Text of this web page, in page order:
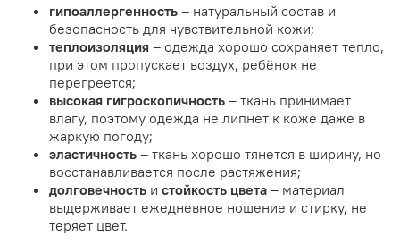
гипоаллергенность – натуральный состав и
безопасность для чувствительной кожи;
теплоизоляция – одежда хорошо сохраняет тепло,
при этом пропускает воздух, ребёнок не
перегреется;
высокая гигроскопичность – ткань принимает
влагу, поэтому одежда не липнет к коже даже в
жаркую погоду;
эластичность – ткань хорошо тянется в ширину, но
восстанавливается после растяжения;
долговечность и стойкость цвета – материал
выдерживает ежедневное ношение и стирку, не
теряет цвет.